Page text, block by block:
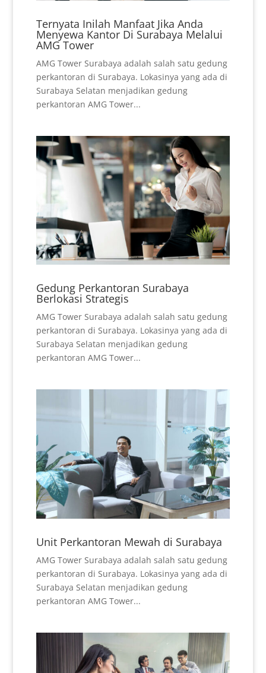
Ternyata Inilah Manfaat Jika Anda
Menyewa Kantor Di Surabaya Melalui
AMG Tower
AMG Tower Surabaya adalah salah satu gedung
perkantoran di Surabaya. Lokasinya yang ada di
Surabaya Selatan menjadikan gedung
perkantoran AMG Tower...
Gedung Perkantoran Surabaya
Berlokasi Strategis
AMG Tower Surabaya adalah salah satu gedung
perkantoran di Surabaya. Lokasinya yang ada di
Surabaya Selatan menjadikan gedung
perkantoran AMG Tower...
Unit Perkantoran Mewah di Surabaya
AMG Tower Surabaya adalah salah satu gedung
perkantoran di Surabaya. Lokasinya yang ada di
Surabaya Selatan menjadikan gedung
perkantoran AMG Tower...